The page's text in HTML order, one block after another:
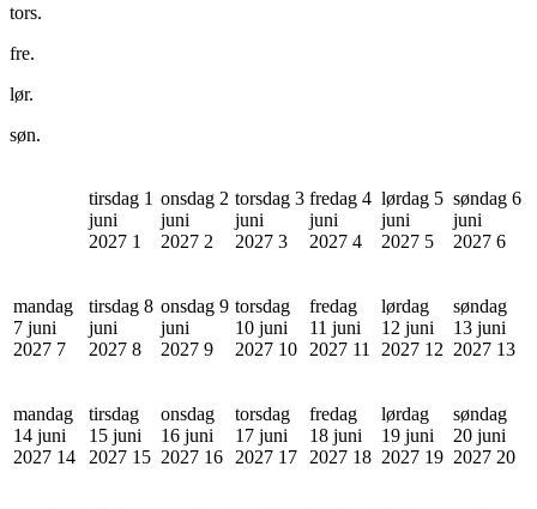
tors.
fre.
lør.
søn.
tirsdag 1
juni
2027 1
onsdag 2
juni
2027 2
torsdag 3
juni
2027 3
fredag 4
juni
2027 4
lørdag 5
juni
2027 5
søndag 6
juni
2027 6
mandag
7 juni
2027 7
tirsdag 8
juni
2027 8
onsdag 9
juni
2027 9
torsdag
10 juni
2027 10
fredag
11 juni
2027 11
lørdag
12 juni
2027 12
søndag
13 juni
2027 13
mandag
14 juni
2027 14
tirsdag
15 juni
2027 15
onsdag
16 juni
2027 16
torsdag
17 juni
2027 17
fredag
18 juni
2027 18
lørdag
19 juni
2027 19
søndag
20 juni
2027 20